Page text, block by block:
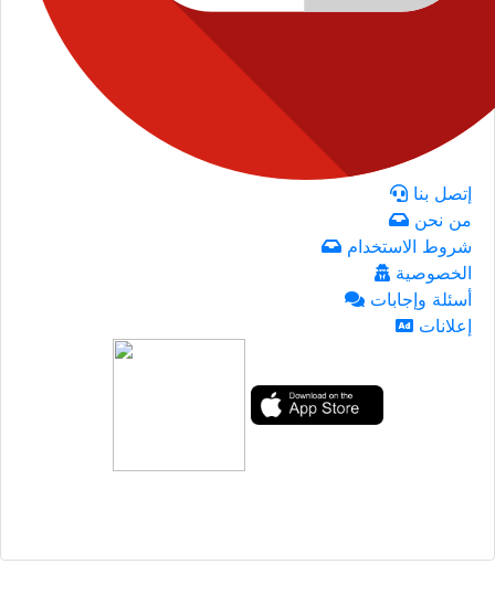
إتصل بنا
من نحن
شروط الاستخدام
الخصوصية
أسئلة وإجابات
إعلانات